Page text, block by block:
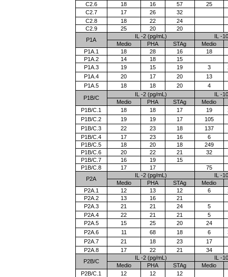
C2.6
18 16 57 25
C2.7
17 26
32
C2.8
18 22
24
C2.9
25 20
20
P1A
IL -2 (pg/mL)
IL -
Medio
PHA STAg
Medio
P1A.1
18 28 16
18
P1A.2
14 18
15
P1A.3
19 15 19 3
P1A.4
20 17 20 13
P1A.5
18 18 20
4
P1B/C
IL -2 (pg/mL)
IL -
Medio
PHA STAg
Medio
P1B/C.1
18 18 17 19
P1B/C.2
19 19 17 105
P1B/C.3
22 23 18 137
P1B/C.4
17 23 16
6
P1B/C.5
18 20 18
249
P1B/C.6
20 22 21 32
P1B/C.7
16 19
15
P1B/C.8
17 17
75
P2A
IL -2 (pg/mL)
IL -
Medio
PHA STAg
Medio
P2A.1
12 13 12 6
P2A.2
13 16
21
P2A.3
21 21 24
5
P2A.4
22 21 21 5
P2A.5
15 25 20
24
P2A.6
11 68 18 6
P2A.7
21 18 23
17
P2A.8
17 22 21
34
P2B/C
IL -2 (pg/mL)
IL -
Medio
PHA STAg
Medio
P2B/C.1
12 12
12